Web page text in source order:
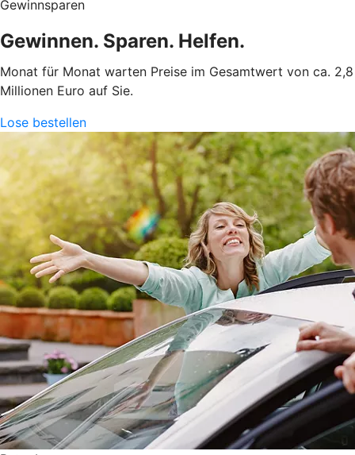
Gewinnsparen
Gewinnen. Sparen. Helfen.
Monat für Monat warten Preise im Gesamtwert von ca. 2,8
Millionen Euro auf Sie.
Lose bestellen